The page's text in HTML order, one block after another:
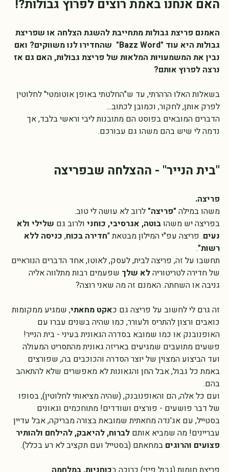
האם אנחנו באמת רוצים לפרוץ גבולות?!
האמנם פריצת גבולות מתחייבת להשגת הצלחה או שפריצת
גבולות היא עוד "Bazz Word"  שהחדירו לנו משווקים? ואם
נבין את המשמעויות המלאות של פריצת גבולות, האם גם אז
בשאלות האלו הרהרתי, עד ש"החלטתי באופן אוטומטי" לחלוטין
לפרק אותן, לחקור, וכמובן לכתוב...
הדברים המובאים בפוסט הם מתובנות ליבי וראשי בלבד, אך
פריצה.
משהו במילה "פריצה" לרוב לא עושה לי טוב.
בפריצה יש משהו בוטה, אגרסיבי, כוחני ולרוב גם שלילי ולא
נעים. פריצה עפ"י המילון מבטאת "
רשות".
תחשבו על זה, פריצה לבית, לעסק, לאוטו, אחד הדברים הנוראיים
של חדירה לטריטוריה לא שלך שפעמים רבות מתלווה אליה
זה גרם לי לחשוב על פריצה גם כאקט מחאתי, שמגיע ממקומות
כואבים ורצון להתריס ולעורר, כמו שהיה בשנים עברו עם
האופנובנק או כמו שמובא בסדרה הגאונית בעיני - בית הנייר!
פשעים מתועבים שמגיעים באריזה גאונית מהתסריט המעולה
ועד הביצוע המצוין של יוצר הסדרה והכוכבים בה, שפורצים
באמת כל גבול, אבל החן והגאונות לא מאפשרים שלא להתאהב
בהם.
ועם כל אלה, הם והאופנובנק, (שהיה מציאותי לחלוטין), בסופו
של דבר פושעים - פורצים ושודדים! מתוחכמים וגאונים
בסטייל, עם אג'נדה מחאתית שמובאת בצורה מבריקה, אבל עדיין
עבריינים! מה שמביא אותם לברוח, להיאבק, להילחם ולהותיר